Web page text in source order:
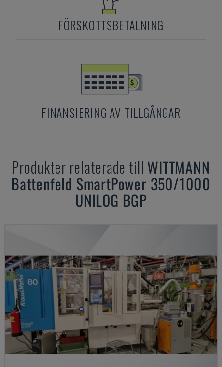
FÖRSKOTTSBETALNING
FINANSIERING AV TILLGÅNGAR
Produkter relaterade till WITTMANN
Battenfeld SmartPower 350/1000
UNILOG BGP